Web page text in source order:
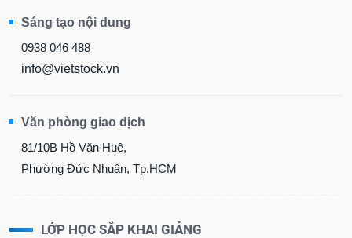
Sáng tạo nội dung
0938 046 488
info@vietstock.vn
Văn phòng giao dịch
81/10B Hồ Văn Huê,
Phường Đức Nhuận, Tp.HCM
LỚP HỌC SẮP KHAI GIẢNG